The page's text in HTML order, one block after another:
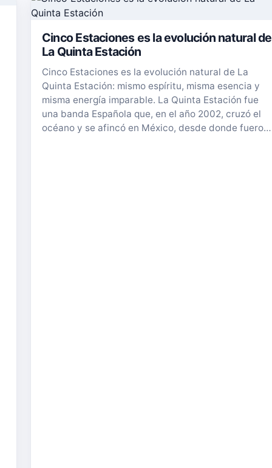
Cinco Estaciones es la evolución natural de
La Quinta Estación
Cinco Estaciones es la evolución natural de La
Quinta Estación: mismo espíritu, misma esencia y
misma energía imparable. La Quinta Estación fue
una banda Española que, en el año 2002, cruzó el
océano y se afincó en México, desde donde fuero…